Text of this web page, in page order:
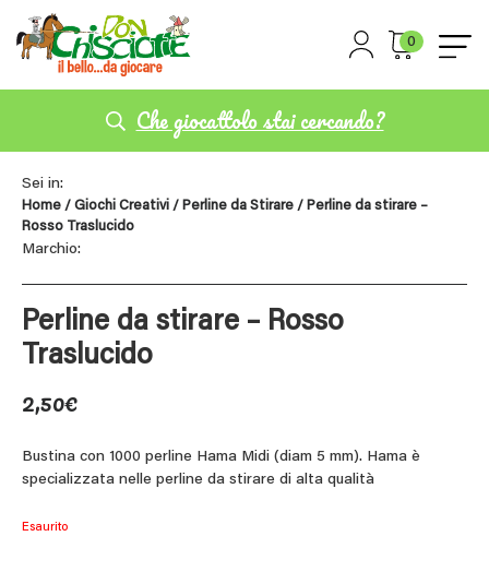
0
Che giocattolo stai cercando?
Sei in:
Home / Giochi Creativi / Perline da Stirare / Perline da stirare –
Rosso Traslucido
Marchio:
Perline da stirare – Rosso
Traslucido
2,50€
Bustina con 1000 perline Hama Midi (diam 5 mm). Hama è
specializzata nelle perline da stirare di alta qualità
Esaurito